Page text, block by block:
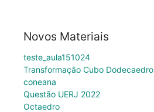
Novos Materiais
teste_aula151024
Transformação Cubo Dodecaedro
coneana
Questão UERJ 2022
Octaedro